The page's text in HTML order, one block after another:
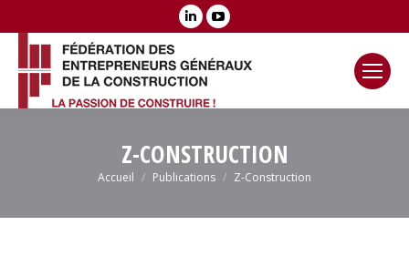
LinkedIn
opens
in
new
YouTube
opens
new
Z-CONSTRUCTION
Vous êtes ici :
Accueil Publications Z-Construction